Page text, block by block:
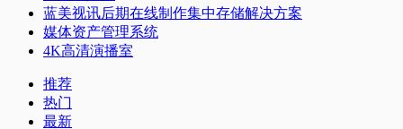
蓝美视讯后期在线制作集中存储解决方案
媒体资产管理系统
4K高清演播室
推荐
热门
最新